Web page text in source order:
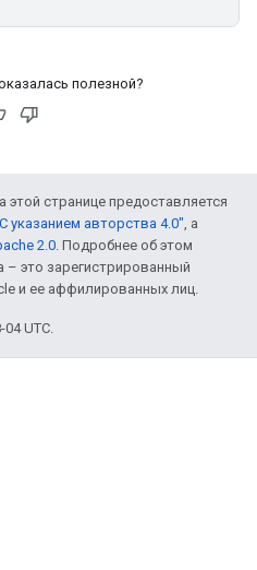
полезной?
этой странице предоставляется
указанием авторства 4.0", а
2.0. Подробнее об этом
– это зарегистрированный
и ее аффилированных лиц.
UTC.